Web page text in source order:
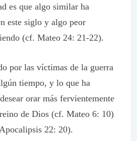
es que algo similar ha
este siglo y algo peor
(cf. Mateo 24: 21-22).
por las víctimas de la guerra
tiempo, y lo que ha
orar más fervientemente
de Dios (cf. Mateo 6: 10)
22: 20).